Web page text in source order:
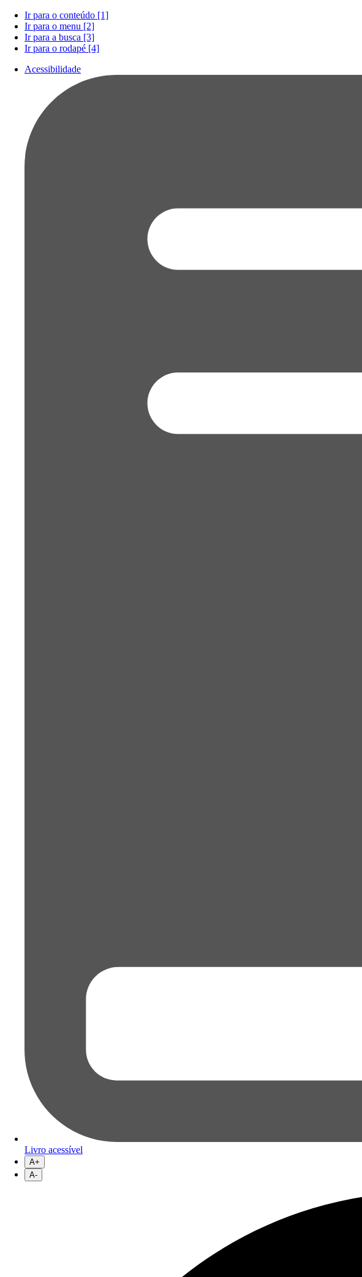
Ir para o conteúdo [1]
Ir para o menu [2]
Ir para a busca [3]
Ir para o rodapé [4]
Acessibilidade
Livro acessível
A+
A-